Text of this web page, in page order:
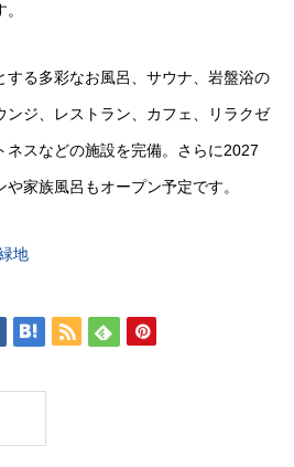
する多彩なお風呂、サウナ、岩盤浴の
ンジ、レストラン、カフェ、リラクゼ
ネスなどの施設を完備。さらに2027
家族風呂もオープン予定です。
地